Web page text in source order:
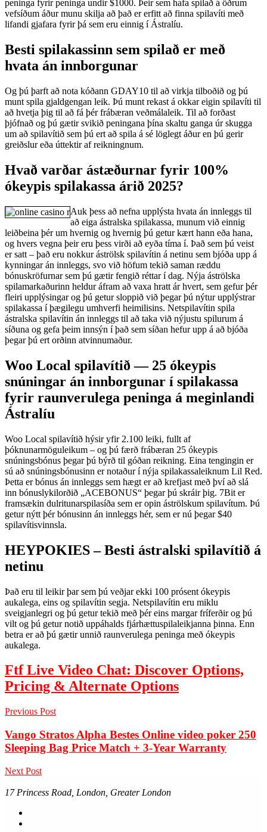
peninga fyrir peninga undir $1000. Þeir sem hafa spilað á öðrum
vefsíðum áður munu skilja að það er erfitt að finna spilavíti með
lifandi gjafara fyrir þá sem eru einnig í Ástralíu.
Besti spilakassinn sem spilað er með
hvata án innborgunar
Og þú þarft að nota kóðann GDAY10 til að virkja tilboðið og þú
munt spila gjaldgengan leik. Þú munt rekast á okkar eigin spilavíti til
að hvetja þig til að fá þér frábæran veðmálaleik. Til að forðast
þjófnað og þú gætir svikið peningana þína skaltu ganga úr skugga
um að spilavítið sem þú ert að spila á sé löglegt áður en þú gerir
greiðslur eða úttektir af reikningnum.
Hvað varðar ástæðurnar fyrir 100%
ókeypis spilakassa árið 2025?
Auk þess að nefna upplýsta hvata án innleggs til
að eiga ástralska spilakassa, munum við einnig
leiðbeina þér um hvernig og hvernig þú getur kært hann eða hana,
og hvers vegna þeir eru þess virði að eyða tíma í. Það sem þú veist
er satt – það eru nokkur áströlsk spilavítin á netinu sem bjóða upp á
kynningar án innleggs, svo við höfum tekið saman ræddu
bónuskröfurnar sem þú gætir fengið réttar í dag. Nýja áströlska
spilamarkaðurinn heldur áfram að vaxa hratt ár hvert, sem gefur þér
fleiri upplýsingar og þú getur sloppið við þegar þú nýtur upplýstrar
spilakassa í þægilegu umhverfi heimilisins. Netspilavítin spila
ástralska spilavítin án innleggs til að taka við nýjustu spilurum á
síðuna og gefa þeim innsýn í það sem síðan hefur upp á að bjóða
þegar þú ert orðinn atvinnumaður.
Woo Local spilavítið — 25 ókeypis
snúningar án innborgunar í spilakassa
fyrir raunverulega peninga á meginlandi
Ástralíu
Woo Local spilavítið hýsir yfir 2.100 leiki, fullt af
þóknunarmöguleikum – og þú færð frábæran 25 ókeypis
snúningsbónus þegar þú býrð til góðan reikning. Eina tengingin er
sú að snúningsbónusinn er notaður í nýja spilakassaleiknum Lil Red.
Þetta er bónus án innleggs sem hægt er að krefjast með því að slá
inn bónuslykilorðið „ACEBONUS“ þegar þú skráir þig. 7Bit er
framsækin dulritunarspilasíða sem er opin áströlskum spilavítum. Þú
getur nýtt þér bónusinn án innleggs hér, sem er nú þegar $40
spilavítisvinnsla.
HEYPOKIES – Besti ástralski spilavítið á
netinu
Það eru til leikir þar sem þú veðjar ekki 100 prósent ókeypis
aukalega, eins og spilavítin segja. Netspilavítin eru miklu
sveigjanlegri og þú getur tekið með þér eins margar fríferðir og þú
vilt og þú getur notið uppáhalds fjárhættuspilaleikjanna þinna. Enn
betra er að þú gætir unnið raunverulega peninga með ókeypis
aukalega.
Ftf Live Video Chat: Discover Options,
Pricing & Alternate Options
Previous Post
Vango Stratos Alpha Bestes Online video poker 250
Sleeping Bag Price Match + 3-Year Warranty
Next Post
17 Princess Road, London, Greater London